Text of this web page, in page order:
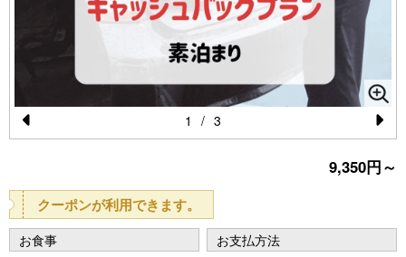
Pr
vi
o
u
N
e
1 / 3
9,350円～
クーポンが利用できます。
お食事
お支払方法